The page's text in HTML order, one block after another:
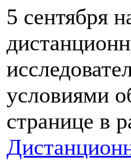
5 сентября
условиями
странице в